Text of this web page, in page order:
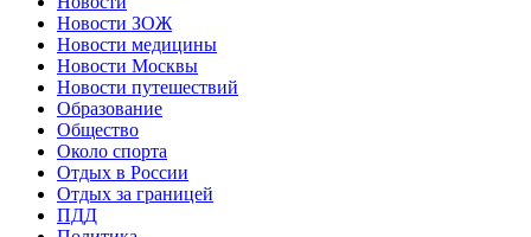
Новости ЗОЖ
Новости медицины
Новости Москвы
Новости путешествий
Образование
Общество
Около спорта
Отдых в России
Отдых за границей
ПДД